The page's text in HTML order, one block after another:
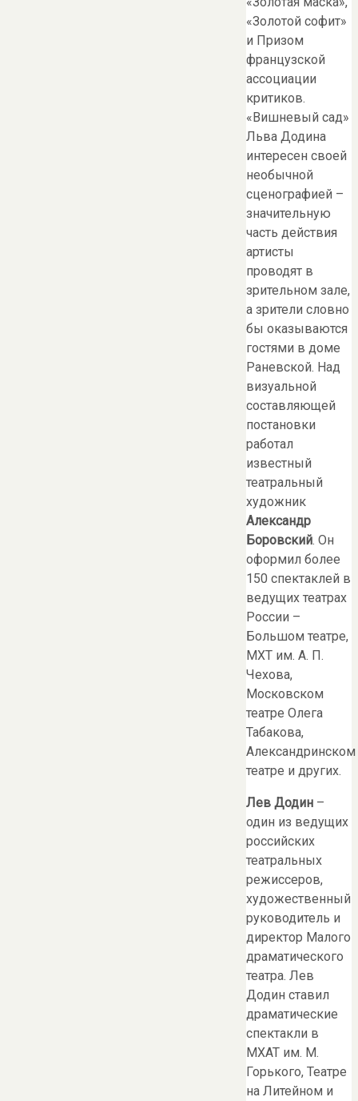
«Золотой софит»
и Призом
французской
ассоциации
критиков.
«Вишневый сад»
Льва Додина
интересен своей
необычной
сценографией –
значительную
часть действия
артисты
проводят в
зрительном зале,
а зрители словно
бы оказываются
гостями в доме
Раневской. Над
визуальной
составляющей
постановки
работал
известный
театральный
художник
Александр
Боровский. Он
оформил более
150 спектаклей в
ведущих театрах
России –
Большом театре,
МХТ им. А. П.
Чехова,
Московском
театре Олега
Табакова,
Александринском
театре и других.
Лев Додин –
один из ведущих
российских
театральных
режиссеров,
художественный
руководитель и
директор Малого
драматического
театра. Лев
Додин ставил
драматические
спектакли в
МХАТ им. М.
Горького, Театре
на Литейном и